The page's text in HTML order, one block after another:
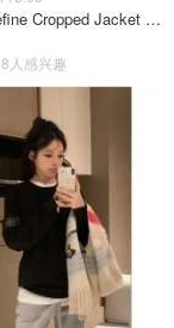
lululemon Define Cropped Jacket Nulu 短款夹克
人感兴趣